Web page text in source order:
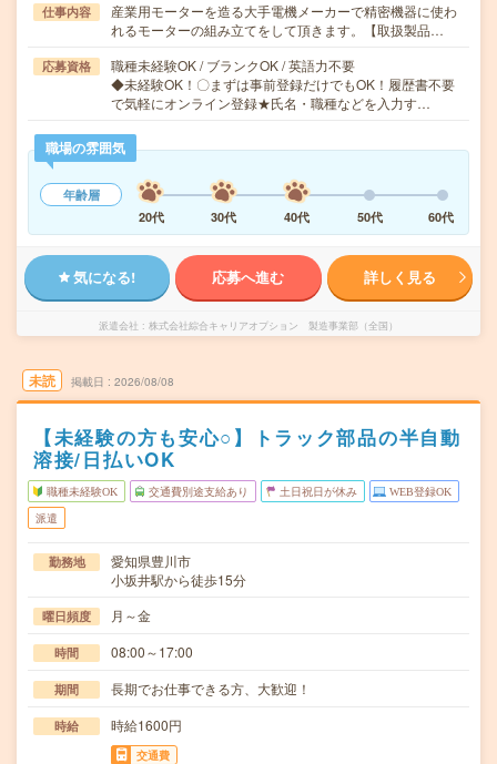
仕事内容
産業用モーターを造る大手電機メーカーで精密機器に使わ
れるモーターの組み立てをして頂きます。【取扱製品…
応募資格
職種未経験OK / ブランクOK / 英語力不要
◆未経験OK！〇まずは事前登録だけでもOK！履歴書不要
で気軽にオンライン登録★氏名・職種などを入力す…
職場の雰囲気
年齢層
20代
30代 40代 50代 60代
気になる! 応募へ進む 詳しく見る
派遣会社 株式会社綜合キャリアオプション 製造事業部（全国）
未読 掲載日 2026/08/08
【未経験の方も安心○】トラック部品の半自動
溶接/日払いOK
職種未経験OK 交通費別途支給あり 土日祝日が休み WEB登録OK
派遣
勤務地
愛知県豊川市
小坂井駅から徒歩15分
曜日頻度 月～金
時間 08:00～17:00
期間 長期でお仕事できる方、大歓迎！
時給 時給1600円
交通費